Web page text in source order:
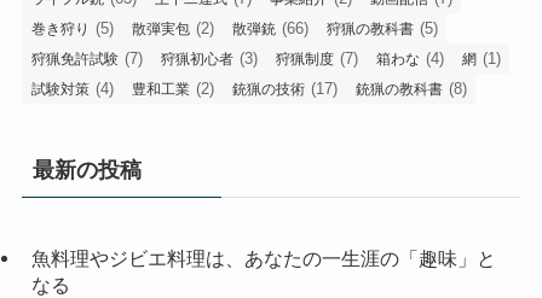
巻き狩り (5) 散弾実包 (2) 散弾銃 (66) 狩猟の教科書 (5)
狩猟免許試験 (7) 狩猟初心者 (3) 狩猟制度 (7) 箱わな (4) 網 (1)
試験対策 (4) 豊和工業 (2) 銃猟の技術 (17) 銃猟の教科書 (8)
最新の投稿
魚料理やジビエ料理は、あなたの一生涯の「趣味」と
なる